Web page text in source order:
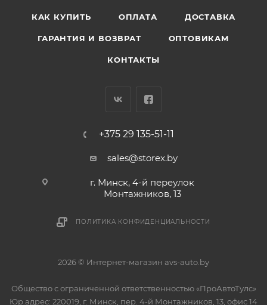
КАК КУПИТЬ ОПЛАТА ДОСТАВКА
ГАРАНТИЯ И ВОЗВРАТ ОПТОВИКАМ
КОНТАКТЫ
+375 29 135-51-11
sales@storex.by
г. Минск, 4-й переулок
Монтажников, 13
ПОЛИТИКА КОНФИДЕНЦИАЛЬНОСТИ
2026 © Интернет-магазин avs-auto.by
Общество с ограниченной ответственностью «ПроАвтоТулс»
Юр.адрес: 220019, г. Минск, пер. 4-й Монтажников, 13, офис 14